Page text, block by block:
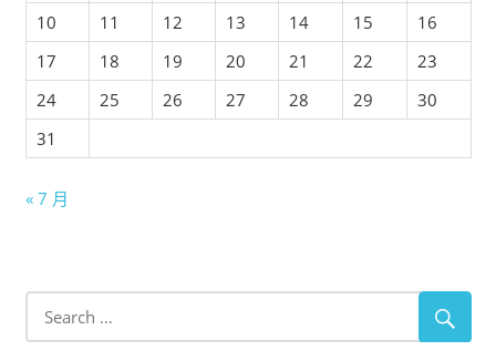
10
11 12 13 14 15
16
17
18 19 20 21 22
23
24
25 26 27 28 29
30
31
« 7 月